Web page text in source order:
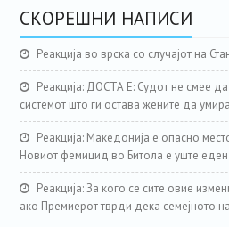
СКОРЕШНИ НАПИСИ
Реакција во врска со случајот на
Реакција: ДОСТА Е: Судот не смее
системот што ги остава жените да
Реакција: Македонија е опасно
Новиот фемицид во Битола е уште еден
Реакција: За кого се сите овие
ако Премиерот тврди дека семејното